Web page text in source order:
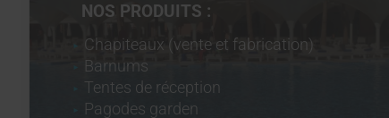
NOS PRODUITS :
Chapiteaux (vente et fabrication)
Barnums
Tentes de réception
Pagodes garden